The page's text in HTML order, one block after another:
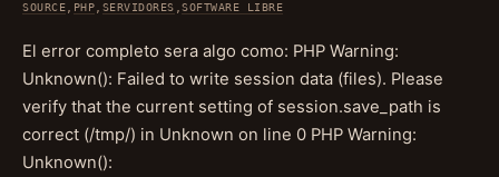
SOURCE, PHP, SERVIDORES ,SOFTWARE LIBRE
El error completo sera algo como: PHP Warning:
Unknown(): Failed to write session data (files). Please
verify that the current setting of session.save_path is
correct (/tmp/) in Unknown on line 0 PHP Warning:
Unknown():